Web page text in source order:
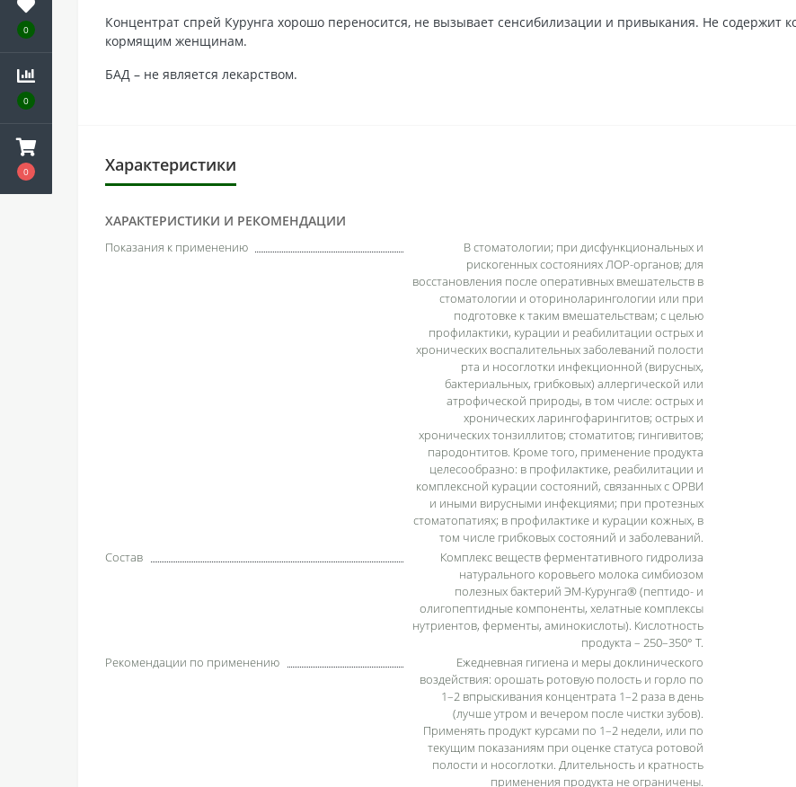
0
0
0
Концентрат спрей Курунга хорошо переносится, не вызывает сенсибилизации и привыкания. Не содержит
кормящим женщинам.
БАД – не является лекарством.
Характеристики
ХАРАКТЕРИСТИКИ И РЕКОМЕНДАЦИИ
Показания к применению
В стоматологии; при дисфункциональных и
рискогенных состояниях ЛОР-органов; для
восстановления после оперативных вмешательств в
стоматологии и оториноларингологии или при
подготовке к таким вмешательствам; с целью
профилактики, курации и реабилитации острых и
хронических воспалительных заболеваний полости
рта и носоглотки инфекционной (вирусных,
бактериальных, грибковых) аллергической или
атрофической природы, в том числе: острых и
хронических ларингофарингитов; острых и
хронических тонзиллитов; стоматитов; гингивитов;
пародонтитов. Кроме того, применение продукта
целесообразно: в профилактике, реабилитации и
комплексной курации состояний, связанных с ОРВИ
и иными вирусными инфекциями; при протезных
стоматопатиях; в профилактике и курации кожных, в
том числе грибковых состояний и заболеваний.
Состав
Комплекс веществ ферментативного гидролиза
натурального коровьего молока симбиозом
полезных бактерий ЭМ-Курунга® (пептидо- и
олигопептидные компоненты, хелатные комплексы
нутриентов, ферменты, аминокислоты). Кислотность
продукта – 250–350° Т.
Рекомендации по применению
Ежедневная гигиена и меры доклинического
воздействия: орошать ротовую полость и горло по
1–2 впрыскивания концентрата 1–2 раза в день
(лучше утром и вечером после чистки зубов).
Применять продукт курсами по 1–2 недели, или по
текущим показаниям при оценке статуса ротовой
полости и носоглотки. Длительность и кратность
применения продукта не ограничены.